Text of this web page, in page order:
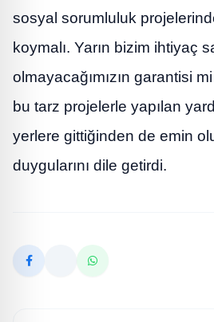
sosyal sorumluluk
koymalı. Yarın bizim ihtiyaç
olmayacağımızın garantisi
bu tarz projelerle yapılan
yerlere gittiğinden de emin
duygularını dile getirdi.